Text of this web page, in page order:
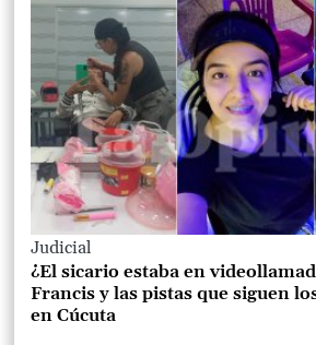
Judicial
¿El sicario estaba en
Francis y las pistas que siguen
en Cúcuta